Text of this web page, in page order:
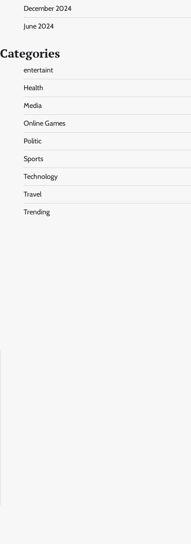
December 2024
June 2024
Categories
entertaint
Health
Media
Online Games
Politic
Sports
Technology
Travel
Trending